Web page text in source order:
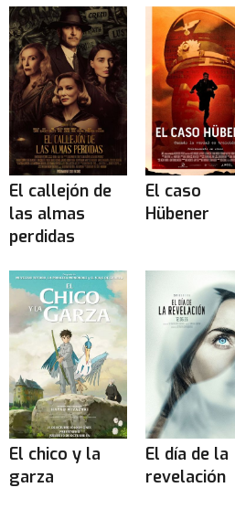
El callejón de
las almas
perdidas
El caso
Hübener
El chico y la
garza
El día de la
revelación